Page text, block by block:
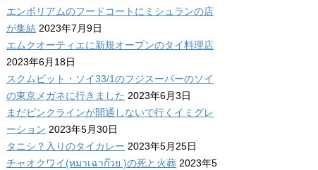
エンポリアムのフードコートにミシュランの店
が集結 2023年7月9日
エムクオーティエに新規オープンのタイ料理店
2023年6月18日
スクムビット・ソイ33/1のフジスーパーのソイ
の東京メガネに行きました 2023年6月3日
まだピンクラインが開通しないで行くイミグレ
ーション 2023年5月30日
タニシ？入りのタイカレー 2023年5月25日
チャオクワイ(หมาเฉาก๊วย )の死と火葬 2023年5